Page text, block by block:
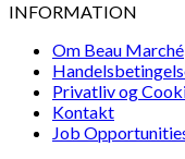
INFORMATION
Om Beau Marché
Privatliv og
Kontakt
Job